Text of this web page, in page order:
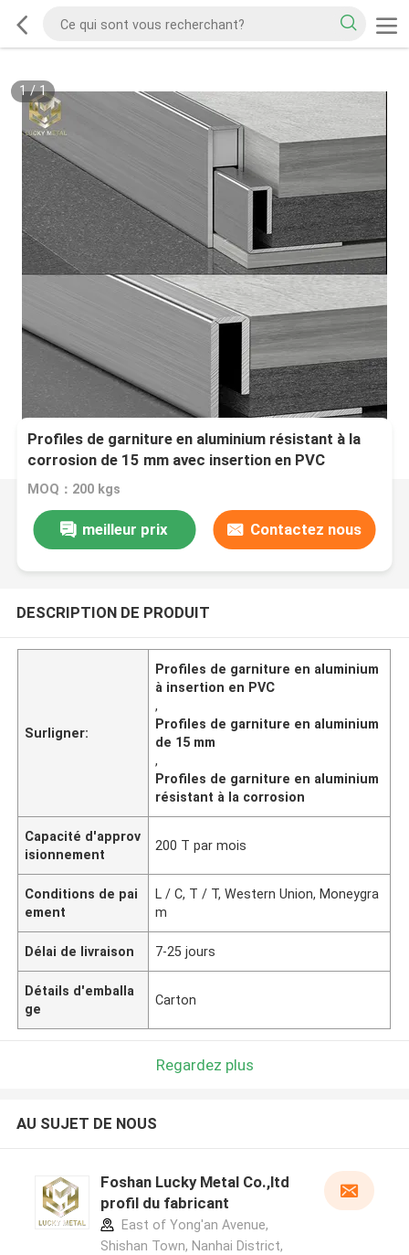
1/1
Profiles de garniture en aluminium résistant à la
corrosion de 15 mm avec insertion en PVC
MOQ：200 kgs
meilleur prix Contactez nous
DESCRIPTION DE PRODUIT
Surligner:
Profiles de garniture en aluminium
à insertion en PVC
,
Profiles de garniture en aluminium
de 15 mm
,
Profiles de garniture en aluminium
résistant à la corrosion
Capacité d'approv
isionnement
200 T par mois
Conditions de pai
ement
L / C, T / T, Western Union, Moneygra
m
Délai de livraison 7-25 jours
Détails d'emballa
ge
Carton
Regardez plus
AU SUJET DE NOUS
Foshan Lucky Metal Co.,ltd
profil du fabricant
East of Yong'an Avenue,
Shishan Town, Nanhai District,